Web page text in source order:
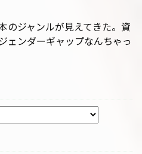
のジャンルが見えてきた。資
ェンダーギャップなんちゃっ